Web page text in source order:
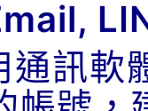
訊軟